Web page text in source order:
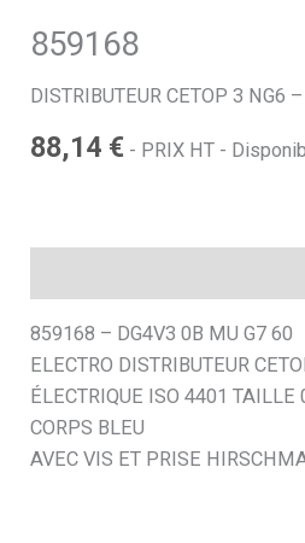
h
859168
DISTRIBUTEUR CETOP 3 NG6
88,14 € - PRIX HT -
859168 – DG4V3 0B MU G7 60
ELECTRO DISTRIBUTEUR
ÉLECTRIQUE ISO 4401 TAILLE
CORPS BLEU
AVEC VIS ET PRISE